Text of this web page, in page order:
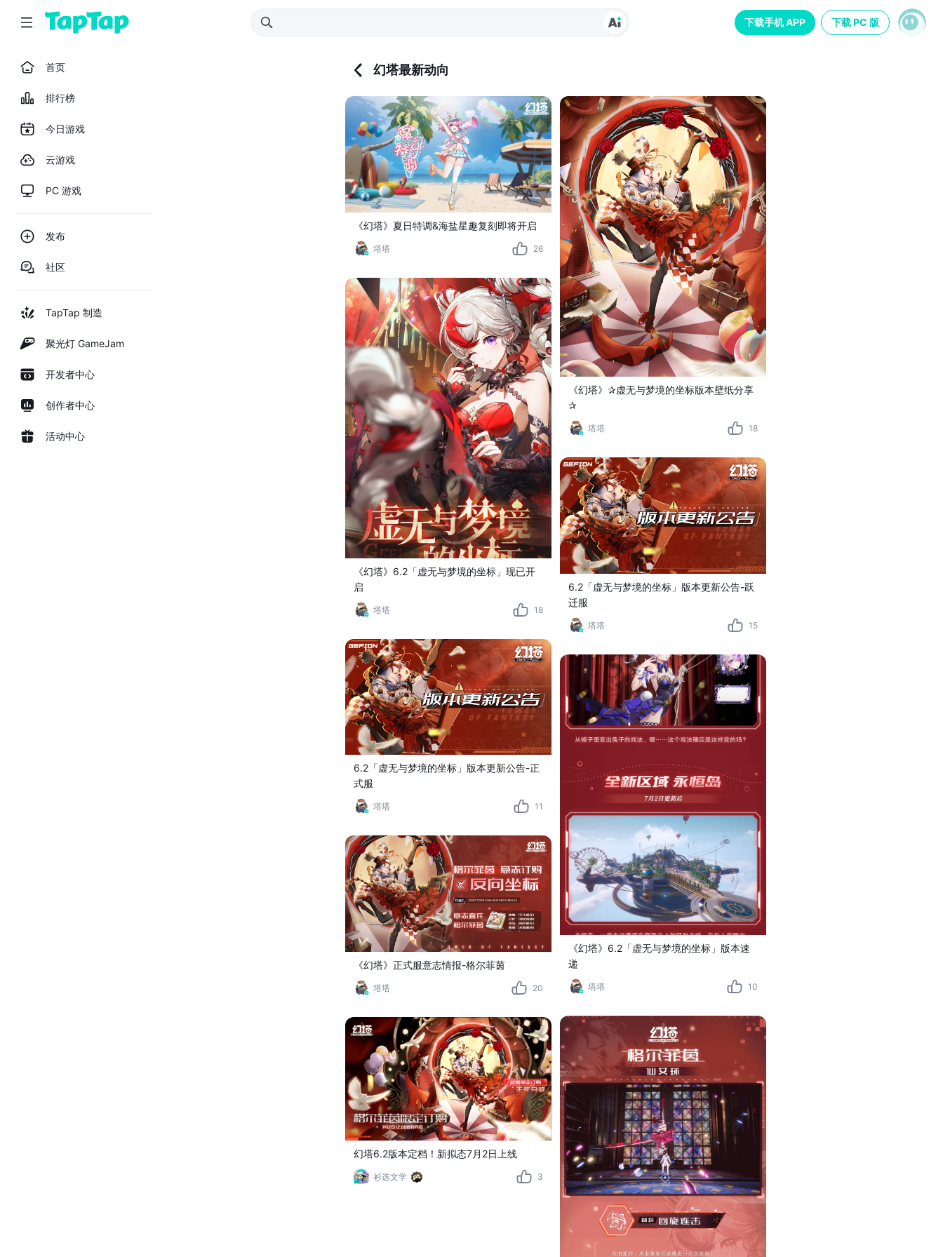
下载手机 APP 下载 PC 版
首页
排行榜
今日游戏
云游戏
PC 游戏
发布
社区
TapTap 制造
聚光灯 GameJam
开发者中心
创作者中心
活动中心
幻塔最新动向
《幻塔》夏日特调&海盐星趣复刻即将开启
塔塔 26
《幻塔》6.2「虚无与梦境的坐标」现已开
启
塔塔 18
6.2「虚无与梦境的坐标」版本更新公告-正
式服
塔塔 11
《幻塔》正式服意志情报-格尔菲茵
塔塔 20
幻塔6.2版本定档！新拟态7月2日上线
衫选文学 3
《幻塔》✰虚无与梦境的坐标版本壁纸分享
✰
塔塔 18
6.2「虚无与梦境的坐标」版本更新公告-跃
迁服
塔塔 15
《幻塔》6.2「虚无与梦境的坐标」版本速
递
塔塔 10